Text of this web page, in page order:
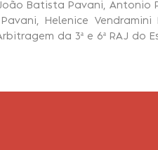
Batista Pavani, Antonio
Helenice
da 3ª e 6ª RAJ do